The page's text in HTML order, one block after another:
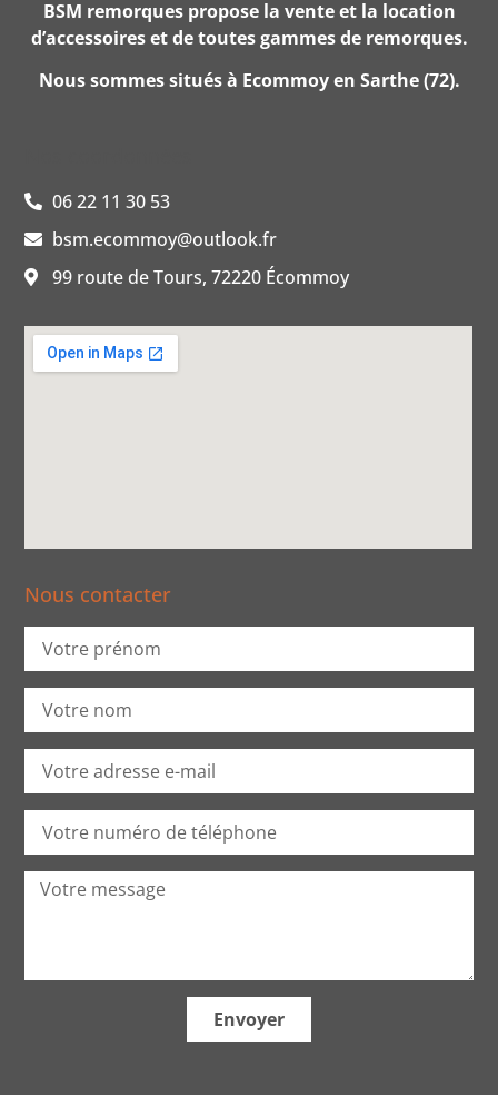
BSM remorques propose la vente et la location
d’accessoires et de toutes gammes de remorques.
Nous sommes situés à Ecommoy en Sarthe (72).
06 22 11 30 53
bsm.ecommoy@outlook.fr
99 route de Tours, 72220 Écommoy
Nous contacter
Envoyer